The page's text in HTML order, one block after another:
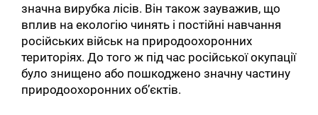
значна вирубка лісів. Він також зауважив, що
вплив на екологію чинять і постійні навчання
російських військ на природоохоронних
територіях. До того ж під час російської окупації
було знищено або пошкоджено значну частину
природоохоронних об’єктів.